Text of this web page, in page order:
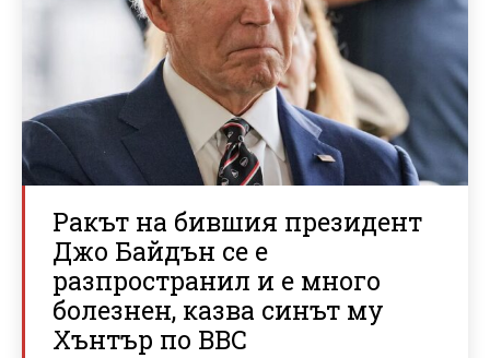
Ракът на бившия президент
Джо Байдън се е
разпространил и е много
болезнен, казва синът му
Хънтър по BBC